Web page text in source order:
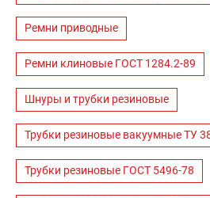
Ремни приводные
Ремни клиновые ГОСТ 1284.2-89
Шнуры и трубки резиновые
Трубки резиновые вакуумные ТУ
Трубки резиновые ГОСТ 5496-78